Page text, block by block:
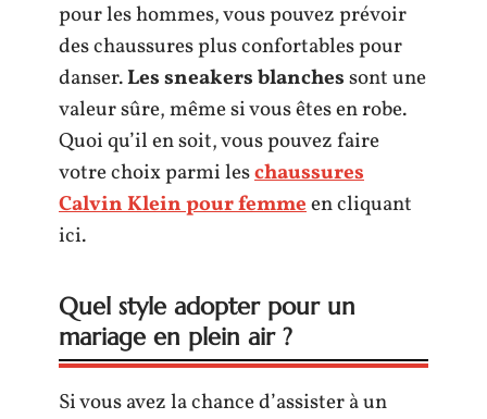
pour les hommes, vous pouvez prévoir
des chaussures plus confortables pour
danser.Les sneakers blanchessont une
valeur sûre, même si vous êtes en robe.
Quoi qu’il en soit, vous pouvez faire
votre choix parmi leschaussures
Calvin Klein pour femmeen cliquant
ici.
Quel style adopter pour un
mariage en plein air ?
Si vous avez la chance d’assister à un